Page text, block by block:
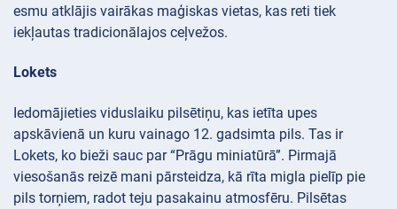
esmu atklājis vairākas maģiskas vietas, kas reti tiek
iekļautas tradicionālajos ceļvežos.
Lokets
Iedomājieties viduslaiku pilsētiņu, kas ietīta upes
apskāvienā un kuru vainago 12. gadsimta pils. Tas ir
Lokets, ko bieži sauc par “Prāgu miniatūrā”. Pirmajā
viesošanās reizē mani pārsteidza, kā rīta migla pielīp pie
pils torņiem, radot teju pasakainu atmosfēru. Pilsētas